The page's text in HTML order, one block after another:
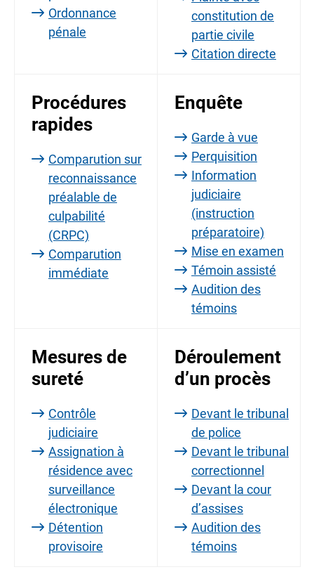
Ordonnance
pénale
constitution de
partie civile
Citation directe
Procédures
rapides
Comparution sur
reconnaissance
préalable de
culpabilité
(CRPC)
Comparution
immédiate
Enquête
Garde à vue
Perquisition
Information
judiciaire
(instruction
préparatoire)
Mise en examen
Témoin assisté
Audition des
témoins
Mesures de
sureté
Contrôle
judiciaire
Assignation à
résidence avec
surveillance
électronique
Détention
provisoire
Déroulement
d’un procès
Devant le tribunal
de police
Devant le tribunal
correctionnel
Devant la cour
d’assises
Audition des
témoins